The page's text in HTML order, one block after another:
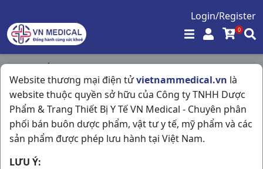
Login/Register
0
Website thương mại điện tửvietnammedical.vn là
website thuộc quyền sở hữu của Công ty TNHH Dược
Phẩm & Trang Thiết Bị Y Tế VN Medical - Chuyên phân
phối bán buôn dược phẩm, vật tư y tế, mỹ phẩm và các
sản phẩm được phép lưu hành tại Việt Nam.
LƯU Ý:
Trang chủ / Đông Dược / Linh Chi H20vna OPC